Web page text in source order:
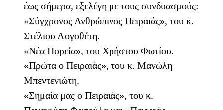
έως σήμερα, εξελέγη με τους συνδυασμούς:
«Σύγχρονος Ανθρώπινος Πειραιάς», του κ.
Στέλιου Λογοθέτη.
«Νέα Πορεία», του Χρήστου Φωτίου.
«Πρώτα ο Πειραιάς», του κ. Μανώλη
Μπεντενιώτη.
«Σημαία μας ο Πειραιάς», του κ.